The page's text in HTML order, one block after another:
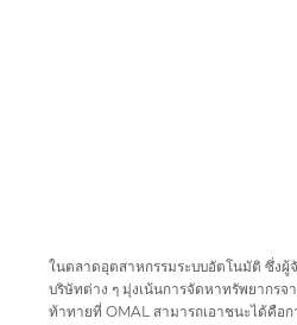
ในตลาดอุตสาหกรรมระบบอัตโนมัติ ซึ่งผู้
บริษัทต่าง ๆ มุ่งเน้นการจัดหาทรัพยากรจ
ท้าทายที่ OMAL สามารถเอาชนะได้คือ